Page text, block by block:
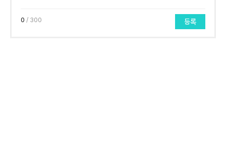
0 / 300 등록